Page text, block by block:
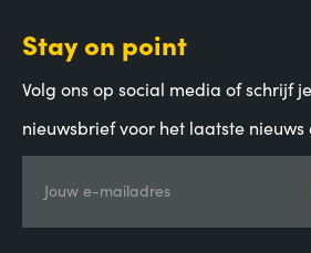
Stay on point
Volg ons op social media of schrijf
nieuwsbrief voor het laatste nieuws
Jouw e-mailadres